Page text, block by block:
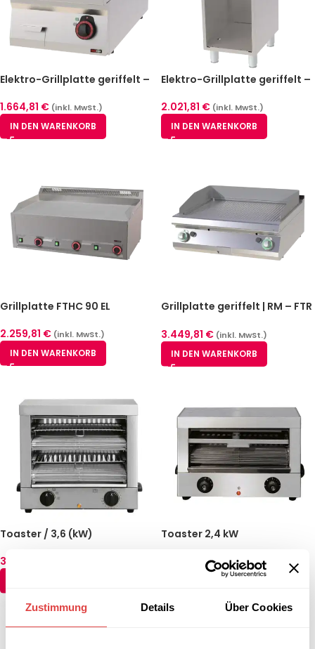
Zustimmung Details Über Cookies
Elektro-Grillplatte geriffelt –
1.664,81 € (inkl. MwSt.)
IN DEN WARENKORB
Elektro-Grillplatte geriffelt –
2.021,81 € (inkl. MwSt.)
IN DEN WARENKORB
Grillplatte FTHC 90 EL
2.259,81 € (inkl. MwSt.)
IN DEN WARENKORB
Grillplatte geriffelt | RM – FTR
3.449,81 € (inkl. MwSt.)
IN DEN WARENKORB
Toaster / 3,6 (kW)
355,81
Toaster 2,4 kW
(inkl. MwSt.)
IN DEN WARENKORB